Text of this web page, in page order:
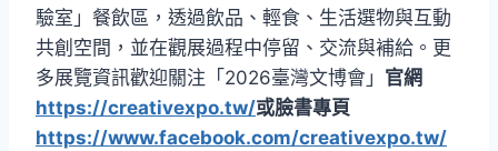
驗室」餐飲區，透過飲品、輕食、生活選物與互動
共創空間，並在觀展過程中停留、交流與補給。更
多展覽資訊歡迎關注「2026臺灣文博會」 官網
https://creativexpo.tw/或臉書專頁
https://www.facebook.com/creativexpo.tw/